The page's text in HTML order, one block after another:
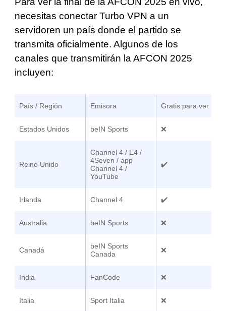
necesitas conectar Turbo VPN a un
servidoren un país donde el partido se
transmita oficialmente. Algunos de los
canales que transmitirán la AFCON 2025
incluyen:
País / Región Emisora Gratis para ver
Estados Unidos beIN Sports ❌
Reino Unido
Channel 4 / E4 /
4Seven / app
Channel 4 /
YouTube
✔️
Irlanda Channel 4 ✔️
Australia beIN Sports ❌
Canadá
beIN Sports
Canada
❌
India FanCode ❌
Italia Sport Italia ❌